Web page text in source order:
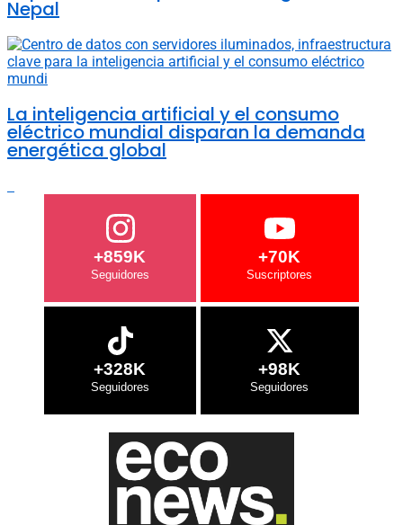
Nepal
La inteligencia artificial y el consumo
eléctrico mundial disparan la demanda
energética global
+859K +70K
+328K +98K